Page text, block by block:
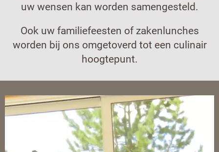
uw wensen kan worden samengesteld.
Ook uw familiefeesten of zakenlunches
worden bij ons omgetoverd tot een culinair
hoogtepunt.